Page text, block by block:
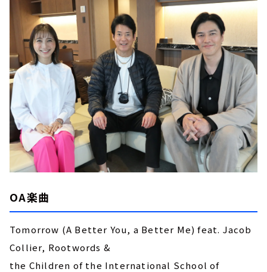
OA楽曲
Tomorrow (A Better You, a Better Me) feat. Jacob
Collier, Rootwords &
the Children of the International School of